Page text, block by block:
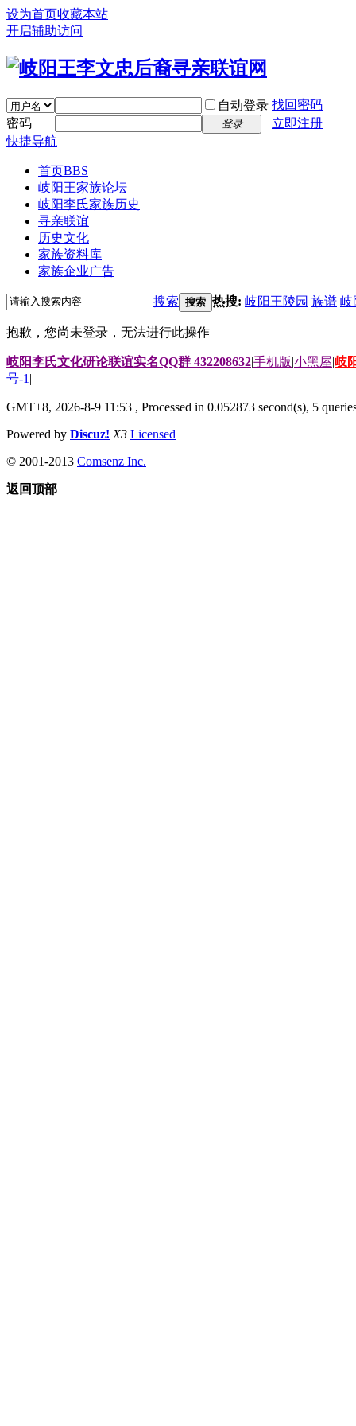
设为首页收藏本站
开启辅助访问
自动登录 找回密码
密码
登录
立即注册
快捷导航
首页BBS
岐阳王家族论坛
岐阳李氏家族历史
寻亲联谊
历史文化
家族资料库
家族企业广告
搜索 搜索 热搜: 岐阳王陵园 族谱 岐
抱歉，您尚未登录，无法进行此操作
岐阳李氏文化研论联谊实名QQ群 432208632|手机版|小黑屋|岐
号-1 |
GMT+8, 2026-8-9 11:53 , Processed in 0.052873 second(s), 5
Powered by Discuz! X3 Licensed
© 2001-2013 Comsenz Inc.
返回顶部